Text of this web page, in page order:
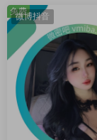
微博抖音
免费